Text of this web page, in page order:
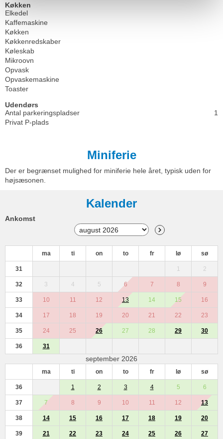
Køkken
Elkedel
Kaffemaskine
Køkken
Køkkenredskaber
Køleskab
Mikroovn
Opvask
Opvaskemaskine
Toaster
Udendørs
Antal parkeringspladser
1
Privat P-plads
Miniferie
Der er begrænset mulighed for miniferie hele året, typisk uden for
højsæsonen.
Kalender
Ankomst
ma ti on to fr lø sø
31 1 2
32 3 4 5 6 7 8 9
33 10 11 12 13 14 15 16
34 17 18 19 20 21 22 23
35 24 25 26 27 28 29 30
36 31
september 2026
ma ti on to fr lø sø
36 1 2 3 4 5 6
37 7 8 9 10 11 12 13
38 14 15 16 17 18 19 20
39 21 22 23 24 25 26 27